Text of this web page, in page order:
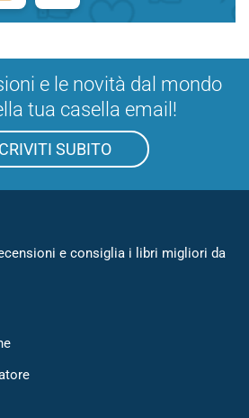
e le novità dal mondo
tua casella email!
SUBITO
e consiglia i libri migliori da